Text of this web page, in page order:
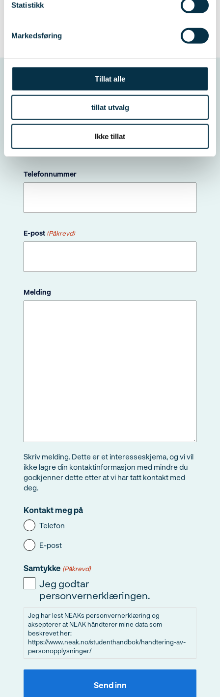
Statistikk
Markedsføring
Tillat alle
tillat utvalg
Ikke tillat
bedrifter, banker, eller
Bestill rådgivning for
kurs i energirådgivning
og bygningsfysikk
Telefonnummer
E-post (Påkrevd)
Melding
Skriv melding. Dette er et interesseskjema, og vi vil
ikke lagre din kontaktinformasjon med mindre du
godkjenner dette etter at vi har tatt kontakt med
deg.
Kontakt meg på
Telefon
E-post
Samtykke (Påkrevd)
Jeg godtar
personvernerklæringen.
Jeg har lest NEAKs personvernerklæring og
aksepterer at NEAK håndterer mine data som
beskrevet her:
https://www.neak.no/studenthandbok/handtering-av-
personopplysninger/